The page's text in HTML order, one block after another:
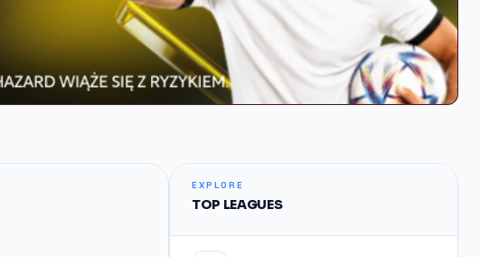
EXPLORE
TOP LEAGUES